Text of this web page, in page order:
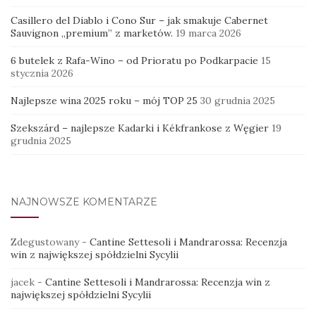
Casillero del Diablo i Cono Sur – jak smakuje Cabernet
Sauvignon „premium” z marketów. 19 marca 2026
6 butelek z Rafa-Wino – od Prioratu po Podkarpacie 15
stycznia 2026
Najlepsze wina 2025 roku – mój TOP 25 30 grudnia 2025
Szekszárd – najlepsze Kadarki i Kékfrankose z Węgier 19
grudnia 2025
NAJNOWSZE KOMENTARZE
Zdegustowany- Cantine Settesoli i Mandrarossa: Recenzja
win z największej spółdzielni Sycylii
jacek - Cantine Settesoli i Mandrarossa: Recenzja win z
największej spółdzielni Sycylii